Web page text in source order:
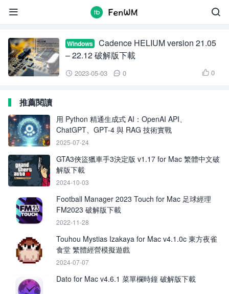


Windows
Cadence HELIUM version 21.05
– 22.12 破解版下載
 2023-05-03  0  0
推薦閱讀
用 Python 精通生成式 AI：OpenAI API、
ChatGPT、GPT-4 與 RAG 技術實戰
2025-07-24
GTA3俠盜獵車手3決定版 v1.17 for Mac 繁體中文破
解版下載
2024-10-03
Football Manager 2023 Touch for Mac 足球經理
FM2023 破解版下載
2022-11-28
Touhou Mystias Izakaya for Mac v4.1.0c 東方夜雀
食堂 繁體經營模擬遊戲
2024-07-07
Dato for Mac v4.6.1 菜單欄時鐘 破解版下載